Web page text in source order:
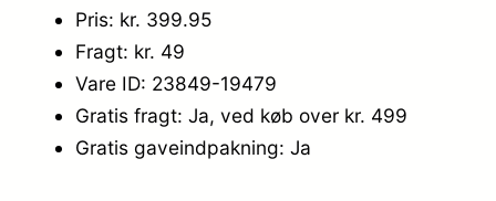
Pris: kr. 399.95
Fragt: kr. 49
Vare ID: 23849-19479
Gratis fragt: Ja, ved køb over kr. 499
Gratis gaveindpakning: Ja